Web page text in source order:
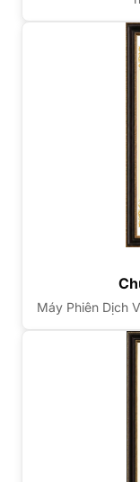
Máy Phiên Dịch